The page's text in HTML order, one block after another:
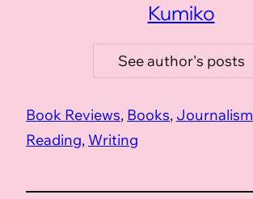
Kumiko
See author's posts
Book Reviews, Books, Journalism
Reading, Writing